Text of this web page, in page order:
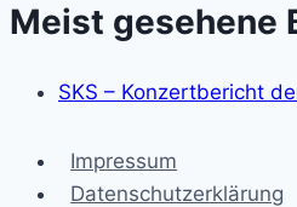
Meist gesehene
SKS – Konzertbericht
Impressum
Datenschutzerklärung